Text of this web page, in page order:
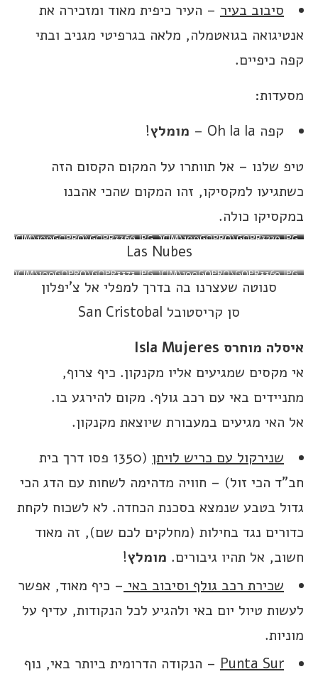
סיבוב בעיר – העיר כיפית מאוד ומזכירה את
אנטיגואה בגואטמלה, מלאה בגרפיטי מגניב ובתי
קפה כיפיים.
מסעדות:
קפה Oh la la –
מומלץ!
טיפ שלנו – אל תוותרו על המקום הקסום הזה
כשתגיעו למקסיקו, זהו המקום שהכי אהבנו
במקסיקו כולה.
DCIM\100GOPRO\GOPR3221.JPG
DCIM\100GOPRO\GOPR3268.JPG DCIM\100GOPRO\GOPR3229.JPG
DCIM\100GOPRO\GOPR3360.JPG
Las Nubes
DCIM\100GOPRO\GOPR3369.JPG
DCIM\100GOPRO\GOPR3373.JPG
סנוטה שעצרנו בה בדרך למפלי אל צ’יפלון
סן קריסטובל San Cristobal
איסלה מוחרס Isla Mujeres
אי מקסים שמגיעים אליו מקנקון. כיף צרוף,
מתניידים באי עם רכב גולף. מקום להירגע בו.
אל האי מגיעים במעבורת שיוצאת מקנקון.
שנירקול עם כריש לויתן
(1350 פסו דרך בית
חב”ד הכי זול) – חוויה מדהימה לשחות עם הדג הכי
גדול בטבע שנמצא בסכנת הכחדה. לא לשכוח לקחת
כדורים נגד בחילות (מחלקים לכם שם), זה מאוד
חשוב, אל תהיו גיבורים. מומלץ!
שכירת רכב גולף וסיבוב באי – כיף מאוד, אפשר
לעשות טיול יום באי ולהגיע לכל הנקודות, עדיף על
מוניות.
Punta Sur – הנקודה הדרומית ביותר באי, נוף